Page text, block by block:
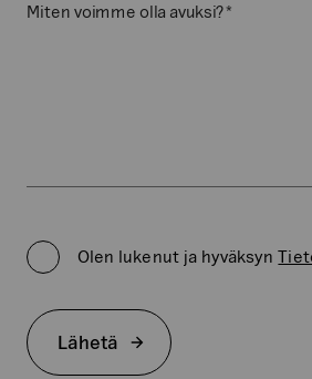
Miten voimme olla avuksi?
Policy
*
Olen lukenut ja hyväksyn
Lähetä